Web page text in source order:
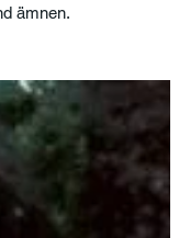
ämnen.